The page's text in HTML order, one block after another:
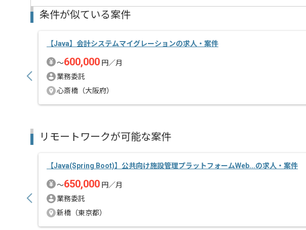
条件が似ている案件
【Java】会計システムマイグレーションの求人・案件
〜600,000 円／月
業務委託
心斎橋（大阪府）
リモートワークが可能な案件
【Java(Spring Boot)】公共向け施設管理プラットフォームWeb...の求人・案件
〜650,000 円／月
業務委託
新橋（東京都）